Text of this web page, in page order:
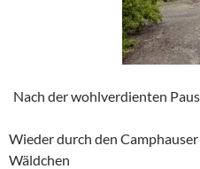
Nach der wohlverdienten
Wieder durch den
Wäldchen